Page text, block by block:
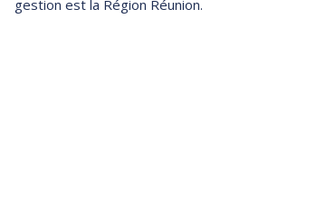
gestion est la Région Réunion.